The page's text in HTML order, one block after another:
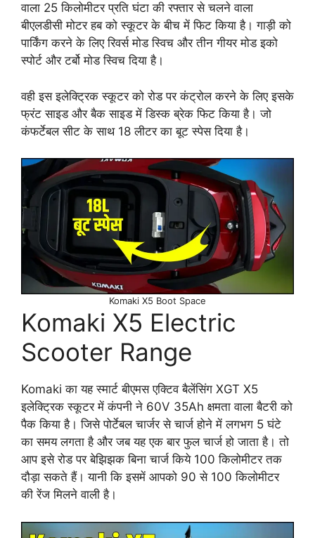
वाला 25 किलोमीटर प्रति घंटा की रफ्तार से चलने वाला
बीएलडीसी मोटर हब को स्कूटर के बीच में फिट किया है। गाड़ी को
पार्किंग करने के लिए रिवर्स मोड स्विच और तीन गीयर मोड इको
स्पोर्ट और टर्बो मोड स्विच दिया है।
वही इस इलेक्ट्रिक स्कूटर को रोड पर कंट्रोल करने के लिए इसके
फ्रंट साइड और बैक साइड में डिस्क ब्रेक फिट किया है। जो
कंफर्टेबल सीट के साथ 18 लीटर का बूट स्पेस दिया है।
Komaki X5 Boot Space
Komaki X5 Electric
Scooter Range
Komaki का यह स्मार्ट बीएमस एक्टिव बैलेंसिंग XGT X5
इलेक्ट्रिक स्कूटर में कंपनी ने 60V 35Ah क्षमता वाला बैटरी को
पैक किया है। जिसे पोर्टेबल चार्जर से चार्ज होने में लगभग 5 घंटे
का समय लगता है और जब यह एक बार फुल चार्ज हो जाता है। तो
आप इसे रोड पर बेझिझक बिना चार्ज किये 100 किलोमीटर तक
दौड़ा सकते हैं। यानी कि इसमें आपको 90 से 100 किलोमीटर
की रेंज मिलने वाली है।